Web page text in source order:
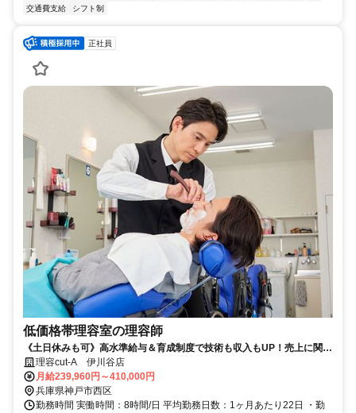
交通費支給
シフト制
正社員
低価格帯理容室の理容師
《土日休みも可》高水準給与＆育成制度で技術も収入もUP！売上に関わ
らず毎月給与保障＋歩合あり！ノルマなし◎年4回昇給チャンス有
理容cut-A 伊川谷店
月給239,960円～410,000円
兵庫県神戸市西区
勤務時間 実働時間：8時間/日 平均勤務日数：1ヶ月あたり22日 ・勤